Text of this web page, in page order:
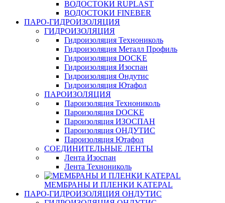
ВОДОСТОКИ RUPLAST
ВОДОСТОКИ FINEBER
ПАРО-ГИДРОИЗОЛЯЦИЯ
ГИДРОИЗОЛЯЦИЯ
Гидроизоляция Технониколь
Гидроизоляция Металл Профиль
Гидроизоляция DOCKE
Гидроизоляция Изоспан
Гидроизоляция Ондутис
Гидроизоляция Ютафол
ПАРОИЗОЛЯЦИЯ
Пароизоляция Технониколь
Пароизоляция DOCKE
Пароизоляция ИЗОСПАН
Пароизоляция ОНДУТИС
Пароизоляция Ютафол
СОЕДИНИТЕЛЬНЫЕ ЛЕНТЫ
Лента Изоспан
Лента Технониколь
МЕМБРАНЫ И ПЛЕНКИ KATEPAL
ПАРО-ГИДРОИЗОЛЯЦИЯ ОНДУТИС